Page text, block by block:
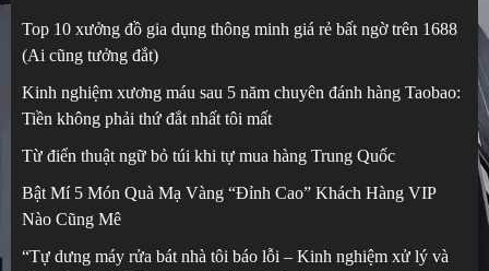
Top 10 xưởng đồ gia dụng thông minh giá rẻ bất ngờ trên 1688
(Ai cũng tưởng đắt)
Kinh nghiệm xương máu sau 5 năm chuyên đánh hàng Taobao:
Tiền không phải thứ đắt nhất tôi mất
Từ điển thuật ngữ bỏ túi khi tự mua hàng Trung Quốc
Bật Mí 5 Món Quà Mạ Vàng “Đỉnh Cao” Khách Hàng VIP
Nào Cũng Mê
“Tự dưng máy rửa bát nhà tôi báo lỗi – Kinh nghiệm xử lý và